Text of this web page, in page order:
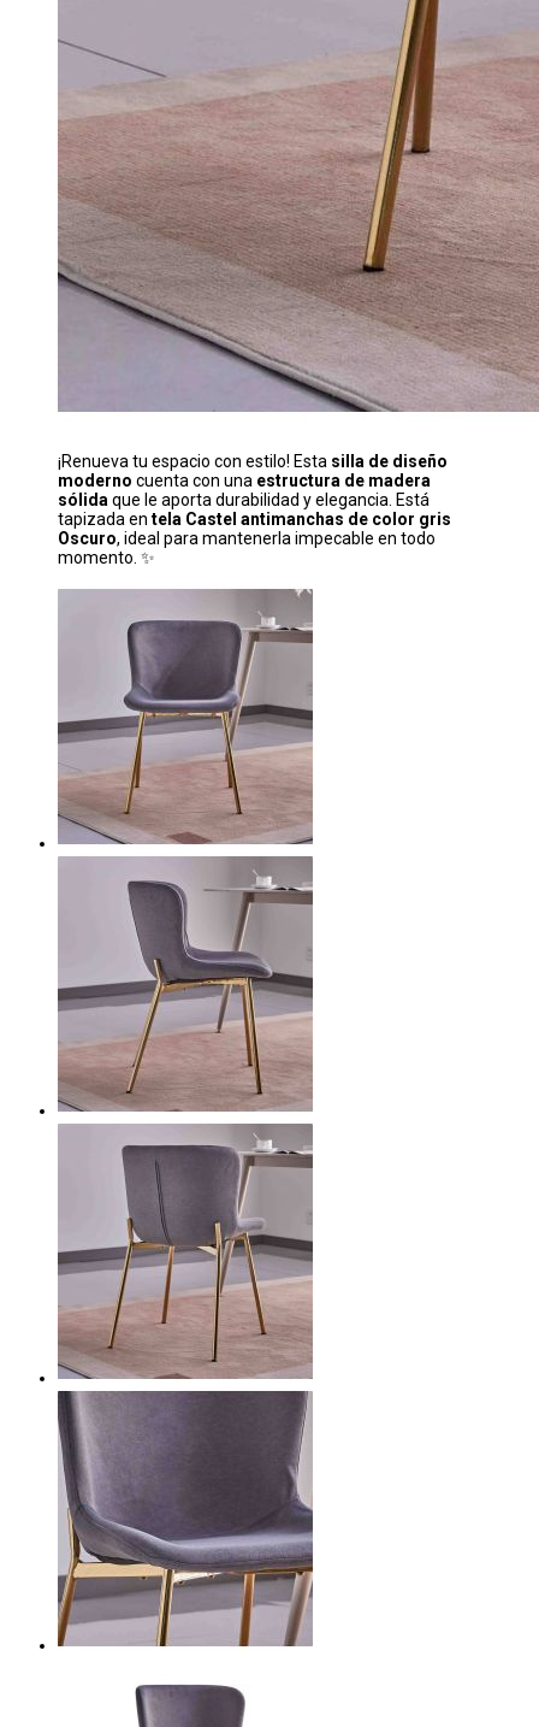
¡Renueva tu espacio con estilo! Esta silla de diseño
moderno cuenta con una estructura de madera
sólidaque le aporta durabilidad y elegancia. Está
tapizada en tela Castel antimanchas de color gris
Oscuro, ideal para mantenerla impecable en todo
momento. ✨